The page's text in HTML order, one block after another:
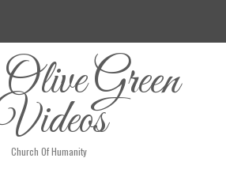
Green
Church Of Humanity